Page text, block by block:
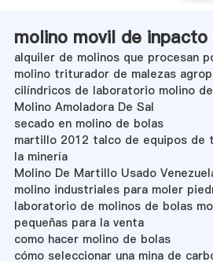
molino movil de inpacto
alquiler de molinos que procesan
molino triturador de malezas
cilíndricos de laboratorio molino
Molino Amoladora De Sal
secado en molino de bolas
martillo 2012 talco de equipos de
la minería
Molino De Martillo Usado
molino industriales para moler
laboratorio de molinos de bolas
pequeñas para la venta
como hacer molino de bolas
cómo seleccionar una mina de